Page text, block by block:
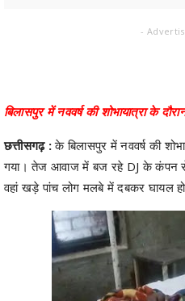
-
बिलासपुर में नववर्ष की शोभायात्रा के
छत्तीसगढ़ :के बिलासपुर में नववर्ष की
गया। तेज आवाज में बज रहे DJ के कंपन
वहां खड़े पांच लोग मलबे में दबकर घायल